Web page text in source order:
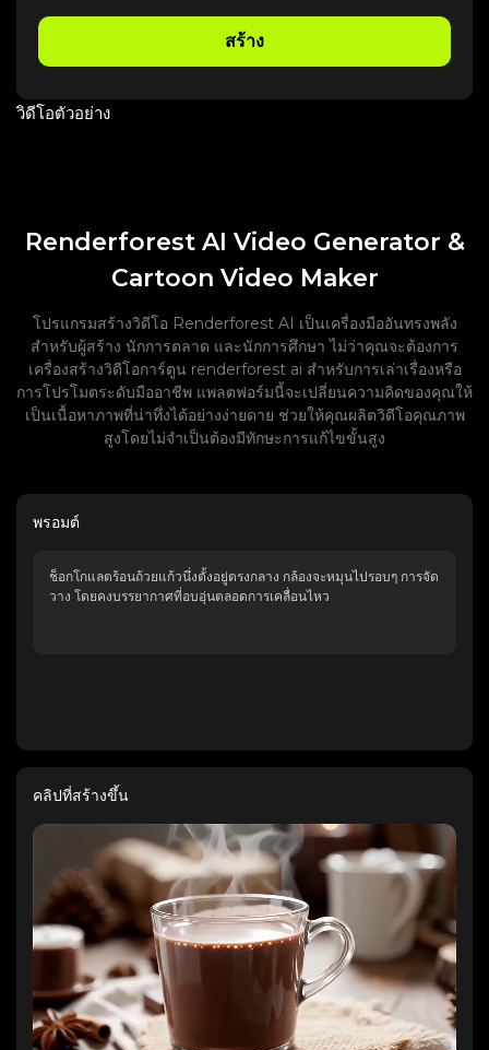
สร้าง
วิดีโอตัวอย่าง
Renderforest AI Video Generator &
Cartoon Video Maker
โปรแกรมสร้างวิดีโอ Renderforest AI เป็นเครื่องมืออันทรงพลัง
สำหรับผู้สร้าง นักการตลาด และนักการศึกษา ไม่ว่าคุณจะต้องการ
เครื่องสร้างวิดีโอการ์ตูน renderforest ai สำหรับการเล่าเรื่องหรือ
การโปรโมตระดับมืออาชีพ แพลตฟอร์มนี้จะเปลี่ยนความคิดของคุณให้
เป็นเนื้อหาภาพที่น่าทึ่งได้อย่างง่ายดาย ช่วยให้คุณผลิตวิดีโอคุณภาพ
สูงโดยไม่จำเป็นต้องมีทักษะการแก้ไขขั้นสูง
พรอมต์
ช็อกโกแลตร้อนถ้วยแก้วนึ่งตั้งอยู่ตรงกลาง กล้องจะหมุนไปรอบๆ การจัด
วาง โดยคงบรรยากาศที่อบอุ่นตลอดการเคลื่อนไหว
คลิปที่สร้างขึ้น